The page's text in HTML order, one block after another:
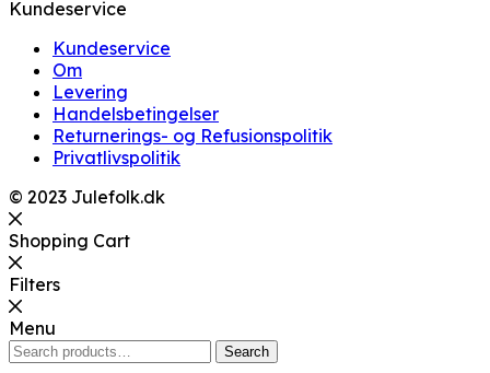
Kundeservice
Kundeservice
Om
Levering
Handelsbetingelser
Returnerings- og Refusionspolitik
Privatlivspolitik
© 2023 Julefolk.dk
Shopping Cart
Filters
Menu
Search
Search